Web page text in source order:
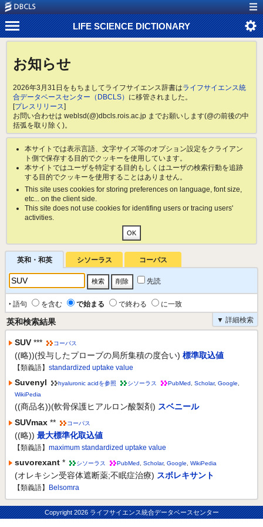
LIFE SCIENCE DICTIONARY
お知らせ
2026年3月31日をもちましてライフサイエンス辞書はライフサイエンス統
合データベースセンター（DBCLS） に移管されました。
[プレスリリース]
お問い合わせは weblsd(@)dbcls.rois.ac.jp までお願いします(@の前後の中
括弧を取り除く)。
本サイトでは表示言語、文字サイズ等のオプション設定をクライアン
ト側で保存する目的でクッキーを使用しています。
本サイトではユーザを特定する目的もしくはユーザの検索行動を追跡
する目的でクッキーを使用することはありません。
This site uses cookies for storing preferences on language, font size,
etc... on the client side.
This site does not use cookies for identifing users or tracing users'
activities.
英和・和英 シソーラス コーパス
先読
‣ 語句 を含む で始まる で終わる
に一致
▼ 詳細検索
英和検索結果
SUV *** コーパス
((略))(投与したプローブの局所集積の度合い) 標準取込値
【類義語】 standardized uptake value
Suvenyl hyaluronic acidを参照 シソーラス PubMed Scholar, Google
WikiPedia
((商品名))(軟骨保護ヒアルロン酸製剤) スベニール
SUVmax ** コーパス
((略)) 最大標準化取込値
【類義語】 maximum standardized uptake value
suvorexant * シソーラス PubMed Scholar, Google WikiPedia
(オレキシン受容体遮断薬;不眠症治療) スボレキサント
【類義語】 Belsomra
Copyright2026 ライフサイエンス統合データベースセンター